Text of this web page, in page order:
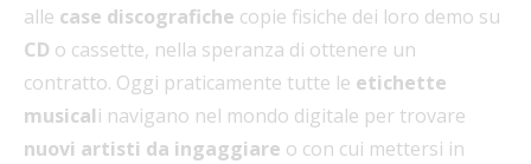
alle case discografiche copie fisiche dei loro demo su
CD o cassette, nella speranza di ottenere un
contratto. Oggi praticamente tutte le etichette
musicali navigano nel mondo digitale per trovare
nuovi artisti da ingaggiare o con cui mettersi in